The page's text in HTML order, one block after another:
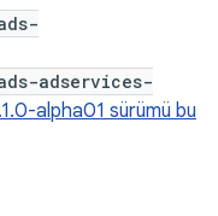
adservices-
alpha01 sürümü bu